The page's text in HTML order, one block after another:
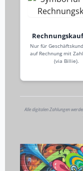
Nur für
auf Rechnung mit
(via Billie).
Alle digitalen Zahlungen